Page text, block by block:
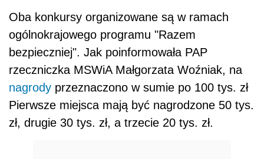
Oba konkursy organizowane są w ramach
ogólnokrajowego programu "Razem
bezpieczniej". Jak poinformowała PAP
rzeczniczka MSWiA Małgorzata Woźniak, na
nagrody przeznaczono w sumie po 100 tys. zł
Pierwsze miejsca mają być nagrodzone 50 tys.
zł, drugie 30 tys. zł, a trzecie 20 tys. zł.